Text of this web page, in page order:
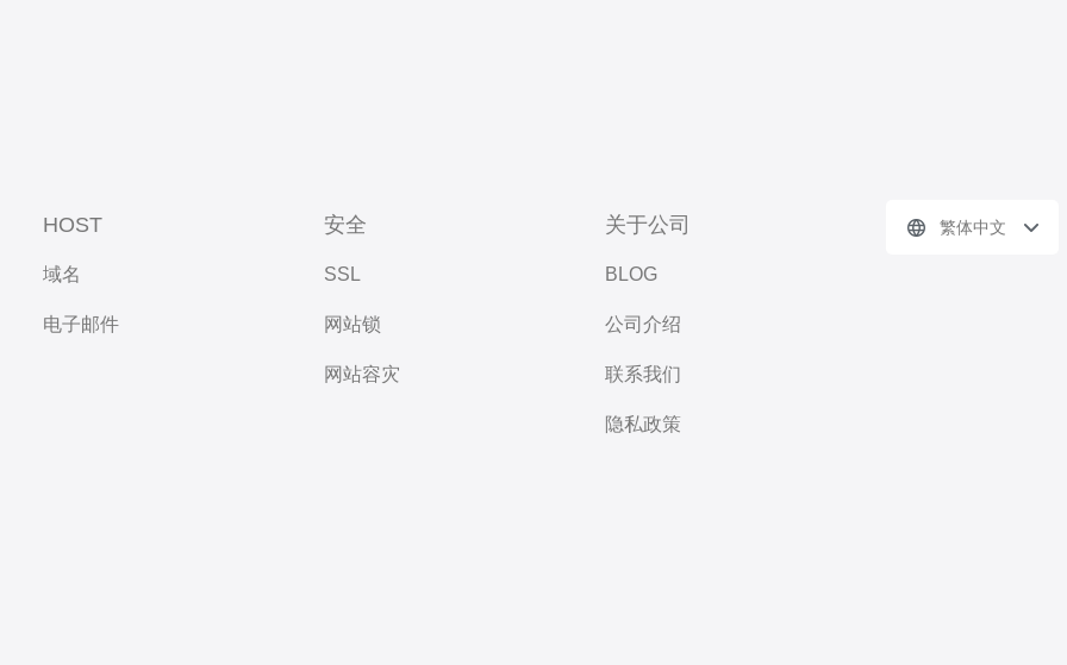
HOST
域名
电子邮件
安全
SSL
网站锁
网站容灾
关于公司
BLOG
公司介绍
联系我们
隐私政策
繁体中文